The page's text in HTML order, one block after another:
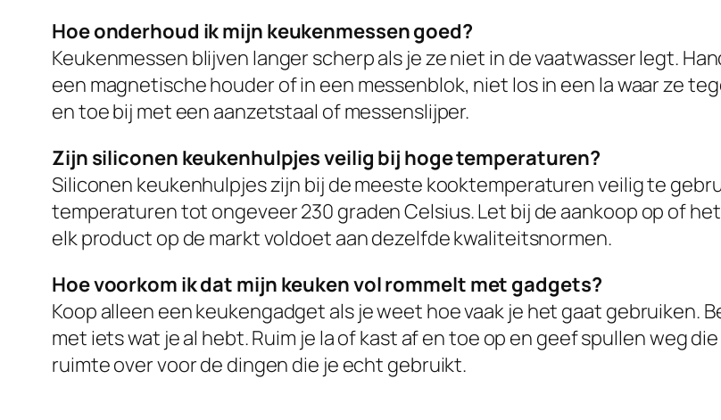
Hoe onderhoud ik mijn keukenmessen goed?
Keukenmessen blijven langer scherp als je ze niet in de vaatwasser legt.
een magnetische houder of in een messenblok, niet los in een la waar ze
en toe bij met een aanzetstaal of messenslijper.
Zijn siliconen keukenhulpjes veilig bij hoge temperaturen?
Siliconen keukenhulpjes zijn bij de meeste kooktemperaturen veilig te
temperaturen tot ongeveer 230 graden Celsius. Let bij de aankoop op of
elk product op de markt voldoet aan dezelfde kwaliteitsnormen.
Hoe voorkom ik dat mijn keuken vol rommelt met gadgets?
Koop alleen een keukengadget als je weet hoe vaak je het gaat gebruiken.
met iets wat je al hebt. Ruim je la of kast af en toe op en geef spullen weg
ruimte over voor de dingen die je echt gebruikt.